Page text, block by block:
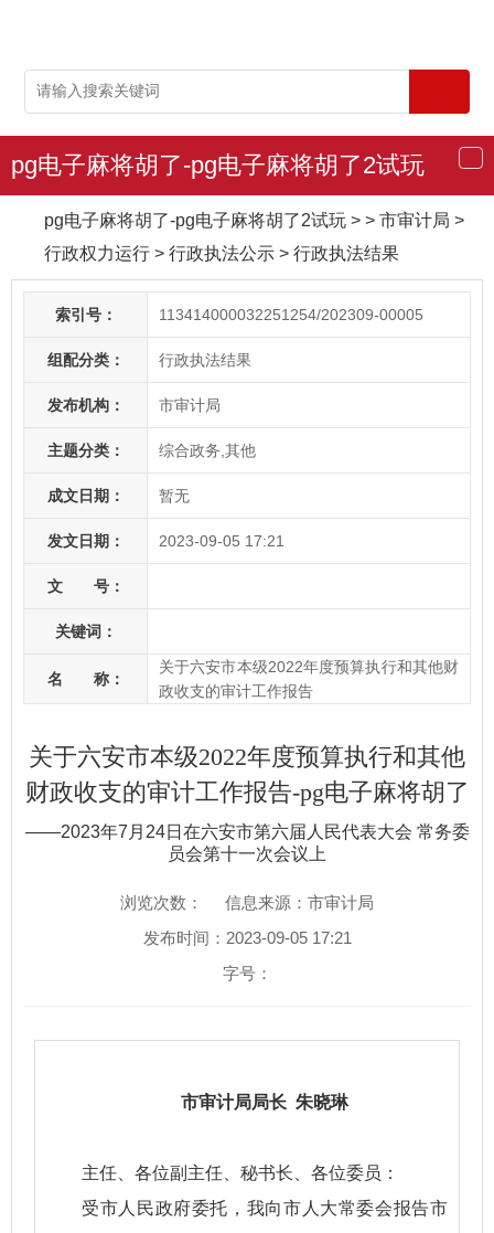
导
航
pg电子麻将胡了-pg电子麻将胡了2试玩
pg电子麻将胡了-pg电子麻将胡了2试玩 > > 市审计局 >
行政权力运行 > 行政执法公示 > 行政执法结果
索引号： 113414000032251254/202309-00005
组配分类： 行政执法结果
发布机构： 市审计局
主题分类： 综合政务,其他
成文日期： 暂无
发文日期： 2023-09-05 17:21
文 号：
关键词：
名 称：
关于六安市本级2022年度预算执行和其他财
政收支的审计工作报告
关于六安市本级2022年度预算执行和其他
财政收支的审计工作报告-pg电子麻将胡了
——2023年7月24日在六安市第六届人民代表大会 常务委
员会第十一次会议上
浏览次数：
信息来源：市审计局
发布时间：2023-09-05 17:21
字号：
市审计局局长 朱晓琳
主任、各位副主任、秘书长、各位委员：
受市人民政府委托，我向市人大常委会报告市